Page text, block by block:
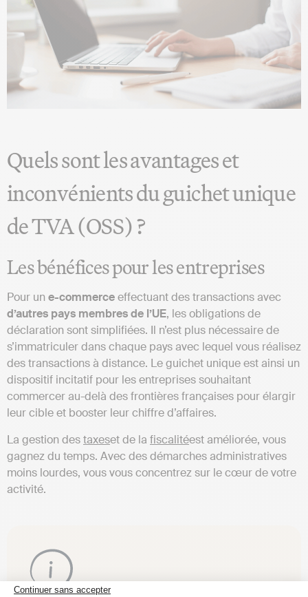
Continuer sans accepter
Quels sont les avantages et
inconvénients du guichet unique
de TVA (OSS) ?
Les bénéfices pour les entreprises
Pour un e-commerceeffectuant des transactions avec
d’autres pays membres de l’UE, les obligations de
déclaration sont simplifiées. Il n’est plus nécessaire de
s’immatriculer dans chaque pays avec lequel vous réalisez
des transactions à distance. Le guichet unique est ainsi un
dispositif incitatif pour les entreprises souhaitant
commercer au-delà des frontières françaises pour élargir
leur cible et booster leur chiffre d’affaires.
La gestion destaxeset de la fiscalitéest améliorée, vous
gagnez du temps. Avec des démarches administratives
moins lourdes, vous vous concentrez sur le cœur de votre
activité.